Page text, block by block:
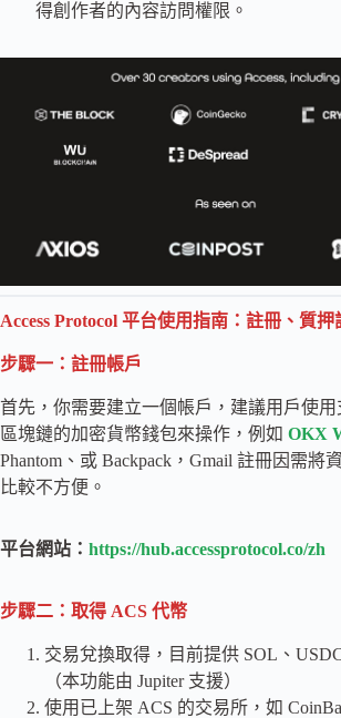
得創作者的內容訪問權限。
Access Protocol 平台使用指南：註冊、質押
步驟一：註冊帳戶
首先，你需要建立一個帳戶，建議用戶使用
區塊鏈的加密貨幣錢包來操作，例如 OKX
Phantom、或 Backpack，Gmail 註冊因需將
比較不方便。
平台網站： https://hub.accessprotocol.co/zh
步驟二：取得 ACS 代幣
交易兌換取得，目前提供 SOL、
（本功能由 Jupiter 支援）
使用已上架 ACS 的交易所，如